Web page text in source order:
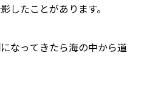
したことがあります。
なってきたら海の中から道